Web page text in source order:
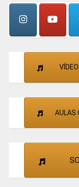
CANTORES
AULAS